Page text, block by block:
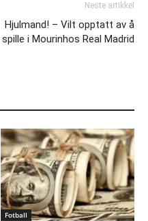
Neste artikkel
Hjulmand! – Vilt opptatt av å
spille i Mourinhos Real Madrid
Fotball